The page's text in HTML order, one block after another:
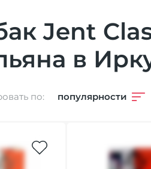
Jent
в
по: популярности